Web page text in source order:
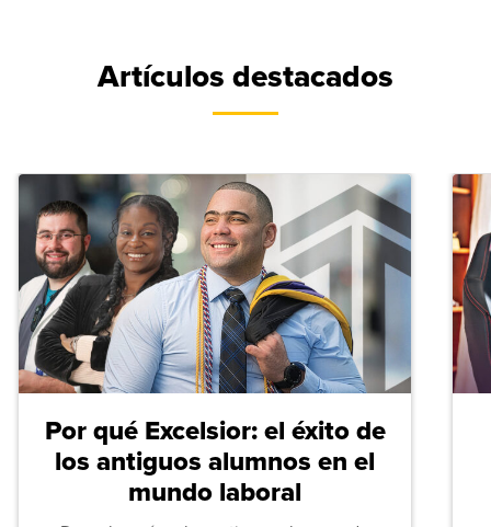
Artículos destacados
Por qué Excelsior: el éxito de
los antiguos alumnos en el
mundo laboral